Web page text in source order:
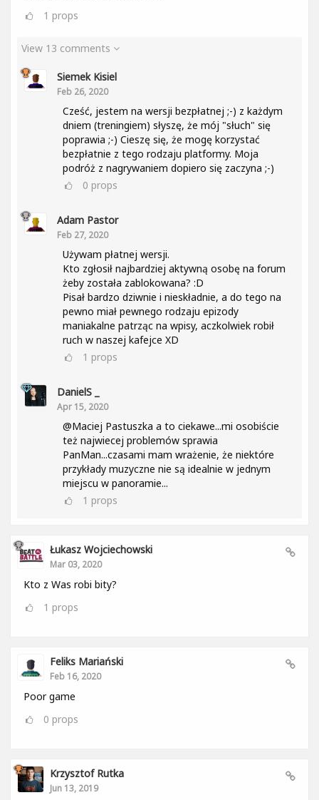
1 props
View 13 comments
Siemek Kisiel
Feb 26, 2020
Cześć, jestem na wersji bezpłatnej ;-) z każdym
dniem (treningiem) słyszę, że mój "słuch" się
poprawia ;-) Cieszę się, że mogę korzystać
bezpłatnie z tego rodzaju platformy. Moja
podróż z nagrywaniem dopiero się zaczyna ;-)
0 props
Adam Pastor
Feb 27, 2020
Używam płatnej wersji.
Kto zgłosił najbardziej aktywną osobę na forum
żeby została zablokowana? :D
Pisał bardzo dziwnie i nieskładnie, a do tego na
pewno miał pewnego rodzaju epizody
maniakalne patrząc na wpisy, aczkolwiek robił
ruch w naszej kafejce XD
1 props
DanielS _
Apr 15, 2020
@Maciej Pastuszka a to ciekawe...mi osobiście
też najwiecej problemów sprawia
PanMan...czasami mam wrażenie, że niektóre
przykłady muzyczne nie są idealnie w jednym
miejscu w panoramie...
1 props
Łukasz Wojciechowski
Mar 03, 2020
Kto z Was robi bity?
1 props
Feliks Mariański
Feb 16, 2020
Poor game
0 props
Krzysztof Rutka
Jun 13, 2019